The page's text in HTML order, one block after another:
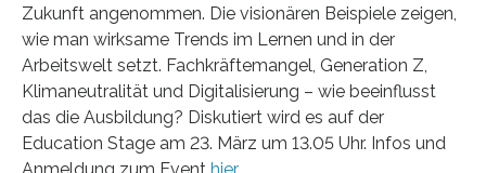
Zukunft angenommen. Die visionären Beispiele zeigen,
wie man wirksame Trends im Lernen und in der
Arbeitswelt setzt. Fachkräftemangel, Generation Z,
Klimaneutralität und Digitalisierung – wie beeinflusst
das die Ausbildung? Diskutiert wird es auf der
Education Stage am 23. März um 13.05 Uhr. Infos und